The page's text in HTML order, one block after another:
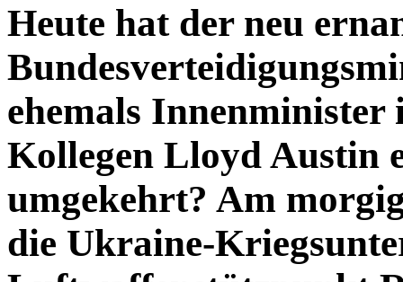
Heute hat der neu
ehemals Innenminister
Kollegen Lloyd Austin
umgekehrt? Am
die Ukraine-